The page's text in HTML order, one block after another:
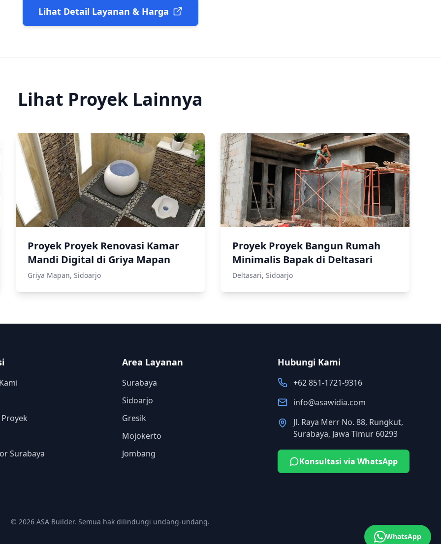
Lihat Detail Layanan & Harga
Lihat Proyek Lainnya
Proyek Proyek Renovasi Kamar
Mandi Digital di Griya Mapan
Griya Mapan, Sidoarjo
Proyek Proyek Bangun Rumah
Minimalis Bapak di Deltasari
Deltasari, Sidoarjo
Surabaya
Area Layanan
Surabaya
Sidoarjo
Gresik
Mojokerto
Jombang
Hubungi Kami
+62 851-1721-9316
info@asawidia.com
Jl. Raya Merr No. 88, Rungkut,
Surabaya, Jawa Timur 60293
Konsultasi via WhatsApp
© 2026 ASA Builder. Semua hak dilindungi undang-undang.
WhatsApp